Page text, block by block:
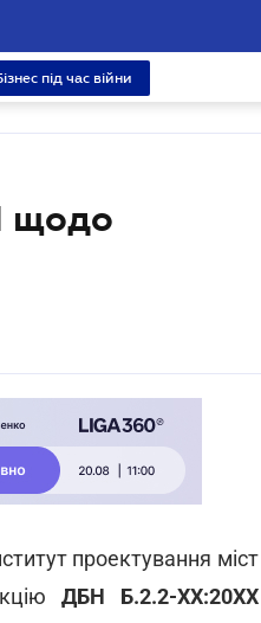
під час війни
щодо
проектування міст
ДБН Б.2.2-ХХ:20ХХ